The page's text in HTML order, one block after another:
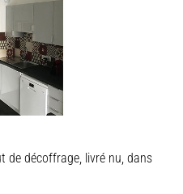
de décoffrage, livré nu, dans